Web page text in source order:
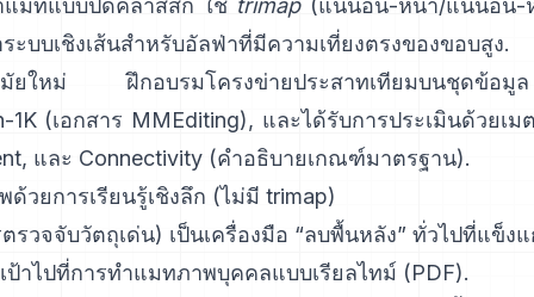
แมทแบบปิดคลาสสิก ใช้ trimap(แน่นอน-หน้า/แน่นอน-
ะบบเชิงเส้นสำหรับอัลฟ่าที่มีความเที่ยงตรงของขอบสู
ยใหม่
ฝึกอบรมโครงข่ายประสาทเทียมบนชุด
1K(เอกสาร MMEditing), และได้รับการประเมินด้วยเม
และ Connectivity (คำอธิบายเกณฑ์มาตรฐาน).
วยการเรียนรู้เชิงลึก (ไม่มี trimap)
รวจจับวัตถุเด่น) เป็นเครื่องมือ “ลบพื้นหลัง” ทั่วไปที่แข็งแ
ป้าไปที่การทำแมทภาพบุคคลแบบเรียลไทม์ (PDF).